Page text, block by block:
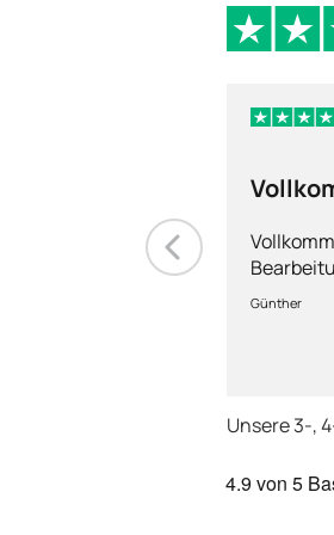
Lieferung
Günther
Unsere 3-,
4.9 von 5